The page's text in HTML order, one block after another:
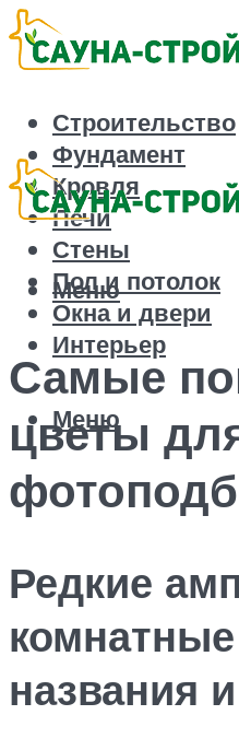
Строительство
Фундамент
Кровля
Печи
Стены
Пол и потолок
Окна и двери
Интерьер
Меню
Меню
Самые
цветы
Редкие
названия